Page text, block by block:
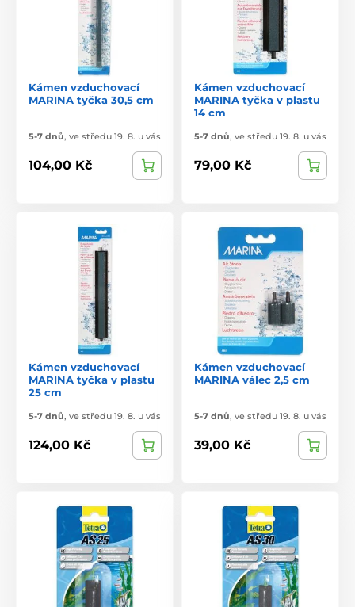
Kámen vzduchovací
MARINA tyčka 30,5 cm
5-7 dnů, ve středu 19. 8. u vás
104,00 Kč
Kámen vzduchovací
MARINA tyčka v plastu
14 cm
5-7 dnů, ve středu 19. 8. u vás
79,00 Kč
Kámen vzduchovací
MARINA tyčka v plastu
25 cm
5-7 dnů, ve středu 19. 8. u vás
124,00 Kč
Kámen vzduchovací
MARINA válec 2,5 cm
5-7 dnů, ve středu 19. 8. u vás
39,00 Kč